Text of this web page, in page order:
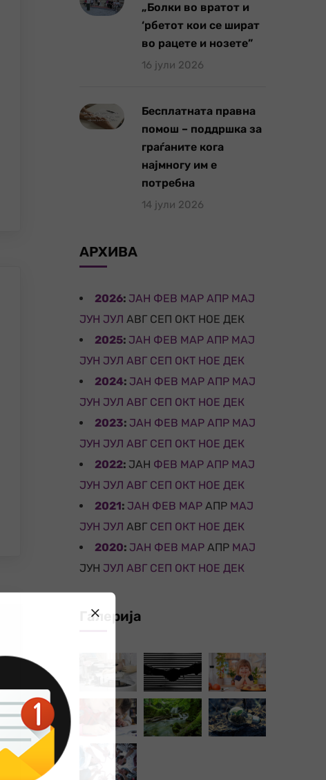
„Болки во вратот и
‘рбетот кои се шират
во рацете и нозете”
16 јули 2026
Бесплатната правна
помош – поддршка за
граѓаните кога
најмногу им е
потребна
14 јули 2026
АРХИВА
2026: ЈАН ФЕВ МАР АПР МАЈ
ЈУН ЈУЛ АВГ СЕП ОКТ НОЕ ДЕК
2025: ЈАН ФЕВ МАР АПР МАЈ
ЈУН ЈУЛ АВГ СЕП ОКТ НОЕ ДЕК
2024: ЈАН ФЕВ МАР АПР МАЈ
ЈУН ЈУЛ АВГ СЕП ОКТ НОЕ ДЕК
2023: ЈАН ФЕВ МАР АПР МАЈ
ЈУН ЈУЛ АВГ СЕП ОКТ НОЕ ДЕК
2022: ЈАН ФЕВ МАР АПР МАЈ
ЈУН ЈУЛ АВГ СЕП ОКТ НОЕ ДЕК
2021: ЈАН ФЕВ МАР АПР МАЈ
ЈУН ЈУЛ АВГ СЕП ОКТ НОЕ ДЕК
2020: ЈАН ФЕВ МАР АПР МАЈ
ЈУН ЈУЛ АВГ СЕП ОКТ НОЕ ДЕК
Галерија